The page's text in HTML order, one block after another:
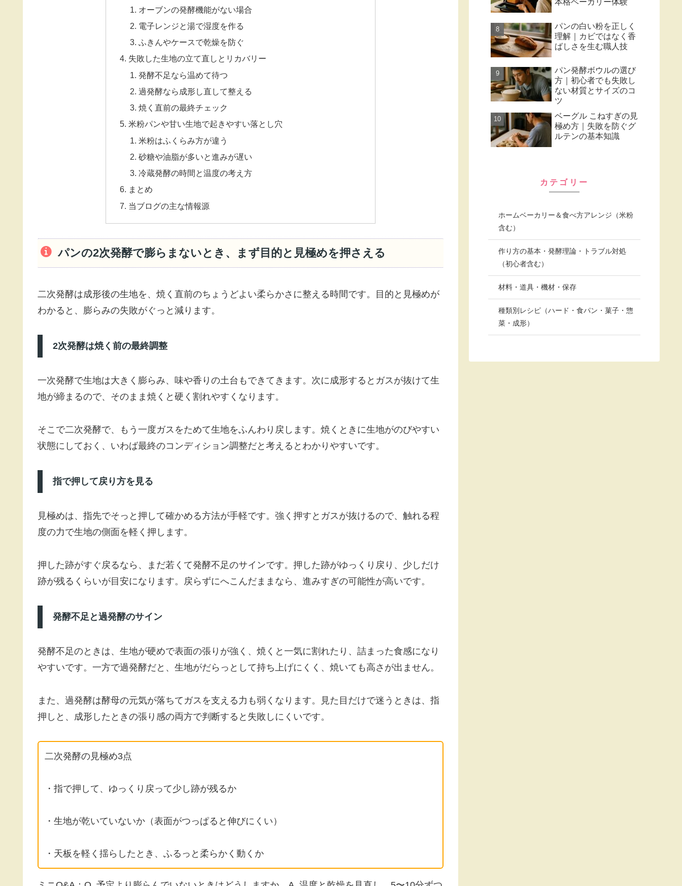
オーブンの発酵機能がない場合
電子レンジと湯で湿度を作る
ふきんやケースで乾燥を防ぐ
失敗した生地の立て直しとリカバリー
発酵不足なら温めて待つ
過発酵なら成形し直して整える
焼く直前の最終チェック
米粉パンや甘い生地で起きやすい落とし穴
米粉はふくらみ方が違う
砂糖や油脂が多いと進みが遅い
冷蔵発酵の時間と温度の考え方
まとめ
当ブログの主な情報源
パンの2次発酵で膨らまないとき、まず目的と見極めを押さえる
二次発酵は成形後の生地を、焼く直前のちょうどよい柔らかさに整える時間です。目的と見極めが
わかると、膨らみの失敗がぐっと減ります。
2次発酵は焼く前の最終調整
一次発酵で生地は大きく膨らみ、味や香りの土台もできてきます。次に成形するとガスが抜けて生
地が締まるので、そのまま焼くと硬く割れやすくなります。
そこで二次発酵で、もう一度ガスをためて生地をふんわり戻します。焼くときに生地がのびやすい
状態にしておく、いわば最終のコンディション調整だと考えるとわかりやすいです。
指で押して戻り方を見る
見極めは、指先でそっと押して確かめる方法が手軽です。強く押すとガスが抜けるので、触れる程
度の力で生地の側面を軽く押します。
押した跡がすぐ戻るなら、まだ若くて発酵不足のサインです。押した跡がゆっくり戻り、少しだけ
跡が残るくらいが目安になります。戻らずにへこんだままなら、進みすぎの可能性が高いです。
発酵不足と過発酵のサイン
発酵不足のときは、生地が硬めで表面の張りが強く、焼くと一気に割れたり、詰まった食感になり
やすいです。一方で過発酵だと、生地がだらっとして持ち上げにくく、焼いても高さが出ません。
また、過発酵は酵母の元気が落ちてガスを支える力も弱くなります。見た目だけで迷うときは、指
押しと、成形したときの張り感の両方で判断すると失敗しにくいです。
二次発酵の見極め3点
・指で押して、ゆっくり戻って少し跡が残るか
・生地が乾いていないか（表面がつっぱると伸びにくい）
・天板を軽く揺らしたとき、ふるっと柔らかく動くか
本格ベーカリー体験
パンの白い粉を正しく
理解｜カビではなく香
ばしさを生む職人技
パン発酵ボウルの選び
方｜初心者でも失敗し
ない材質とサイズのコ
ツ
ベーグル こねすぎの見
極め方｜失敗を防ぐグ
ルテンの基本知識
カテゴリー
ホームベーカリー＆食べ方アレンジ（米粉
含む）
作り方の基本・発酵理論・トラブル対処
（初心者含む）
材料・道具・機材・保存
種類別レシピ（ハード・食パン・菓子・惣
菜・成形）